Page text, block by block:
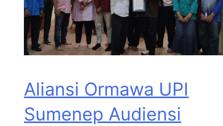
Aliansi Ormawa UPI
Sumenep Audiensi